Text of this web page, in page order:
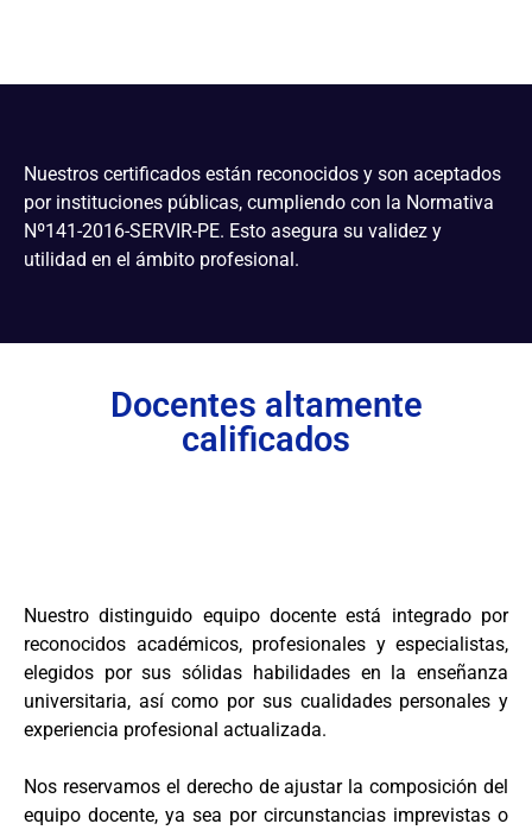
Nuestros certificados están reconocidos y son aceptados
por instituciones públicas, cumpliendo con la Normativa
Nº141-2016-SERVIR-PE. Esto asegura su validez y
utilidad en el ámbito profesional.
Docentes altamente
calificados
Nuestro distinguido equipo docente está integrado por
reconocidos académicos, profesionales y especialistas,
elegidos por sus sólidas habilidades en la enseñanza
universitaria, así como por sus cualidades personales y
experiencia profesional actualizada.
Nos reservamos el derecho de ajustar la composición del
equipo docente, ya sea por circunstancias imprevistas o